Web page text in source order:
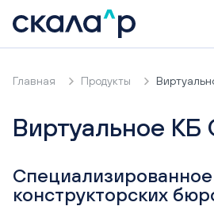
Главная Продукты
Виртуальное КБ
конструкторских